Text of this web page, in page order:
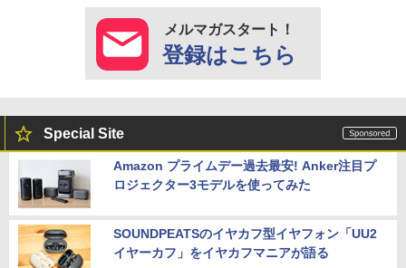
メルマガスタート！
登録はこちら
Special Site
Amazon プライムデー過去最安! Anker注目プ
ロジェクター3モデルを使ってみた
SOUNDPEATSのイヤカフ型イヤフォン「UU2
イヤーカフ」をイヤカフマニアが語る